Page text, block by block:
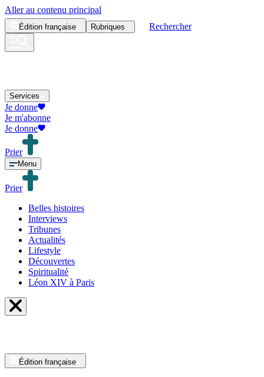
Aller au contenu principal
Édition française Rubriques Rechercher
Services
Je donne
Je m'abonne
Je donne
Prier
Menu
Prier
Belles histoires
Interviews
Tribunes
Actualités
Lifestyle
Découvertes
Spiritualité
Léon XIV à Paris
Édition française